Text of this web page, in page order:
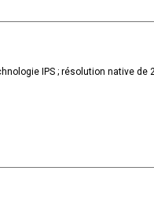
IPS ; résolution native